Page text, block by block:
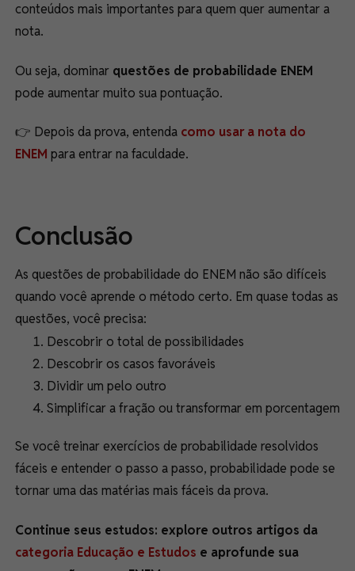
conteúdos mais importantes para quem quer aumentar a
nota.
Ou seja, dominar questões de probabilidade ENEM
pode aumentar muito sua pontuação.
👉 Depois da prova, entenda como usar a nota do
ENEM para entrar na faculdade.
Conclusão
As questões de probabilidade do ENEM não são difíceis
quando você aprende o método certo. Em quase todas as
questões, você precisa:
Descobrir o total de possibilidades
Descobrir os casos favoráveis
Dividir um pelo outro
Simplificar a fração ou transformar em porcentagem
Se você treinar exercícios de probabilidade resolvidos
fáceis e entender o passo a passo, probabilidade pode se
tornar uma das matérias mais fáceis da prova.
Continue seus estudos: explore outros artigos da
categoria Educação e Estudos e aprofunde sua